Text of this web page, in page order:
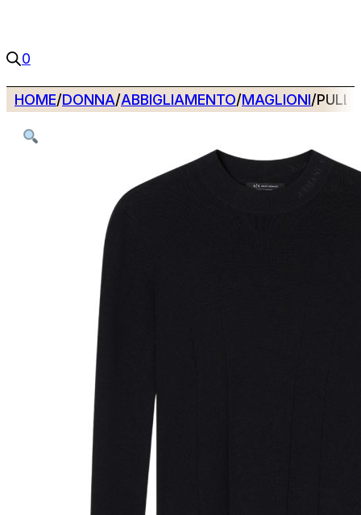
0
HOME/DONNA/ABBIGLIAMENTO/MAGLIONI/